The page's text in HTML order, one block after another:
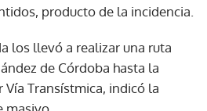
producto de la incidencia.
los llevó a realizar una ruta
de Córdoba hasta la
Vía Transístmica, indicó la